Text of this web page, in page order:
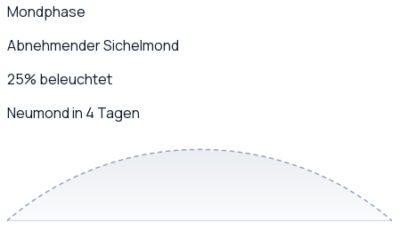
Mondphase
Abnehmender Sichelmond
25% beleuchtet
Neumond in 4 Tagen